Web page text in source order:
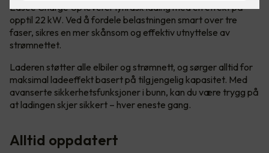
Easee Charge Up leverer lynrask lading med en effekt på
opptil 22 kW. Ved å fordele belastningen smart over tre
faser, sikres en mer skånsom og effektiv utnyttelse av
strømnettet.
Laderen støtter alle elbiler og strømnett, og sørger alltid for
maksimal ladeeffekt basert på tilgjengelig kapasitet. Med
avanserte sikkerhetsfunksjoner i bunn, kan du være trygg på
at ladingen skjer sikkert – hver eneste gang.
Alltid oppdatert